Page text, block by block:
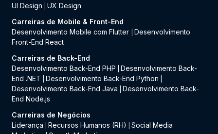
UI Design
UX Design
Carreiras de Mobile & Front-End
Desenvolvimento Mobile com Flutter
Desenvolvimento
Front-End React
Carreiras de Back-End
Desenvolvimento Back-End PHP
Desenvolvimento Back-
End .NET
Desenvolvimento Back-End Python
Desenvolvimento Back-End Java
Desenvolvimento Back-
End Node.js
Carreiras de Negócios
Liderança
Recursos Humanos (RH)
Social Media